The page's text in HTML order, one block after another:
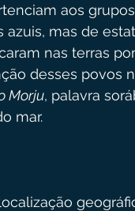
aos
mas de
nas terras
desses povos
Morju, palavra
mar.